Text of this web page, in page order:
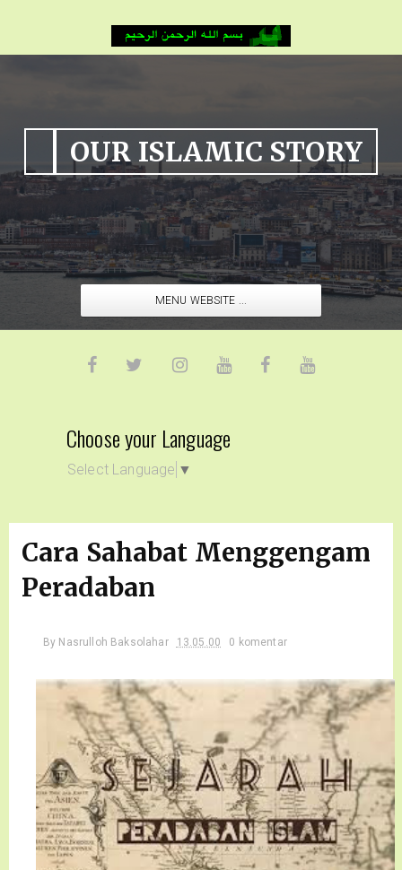
OUR ISLAMIC STORY
MENU WEBSITE ...
Choose your Language
Select Language ▼
Cara Sahabat Menggengam
Peradaban
By Nasrulloh Baksolahar 13.05.00 0 komentar